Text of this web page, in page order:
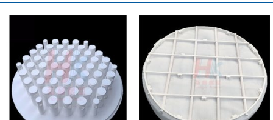
四氟孔板
查看详情